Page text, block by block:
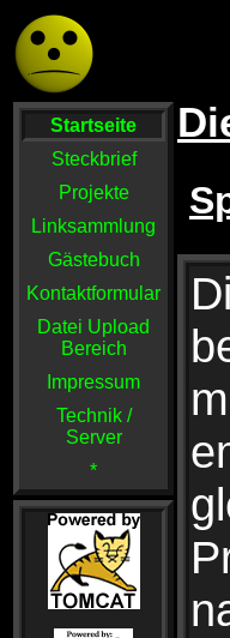
Startseite
Steckbrief
Projekte
Linksammlung
Gästebuch
Kontaktformular
Datei Upload
Bereich
Impressum
Technik /
Server
*